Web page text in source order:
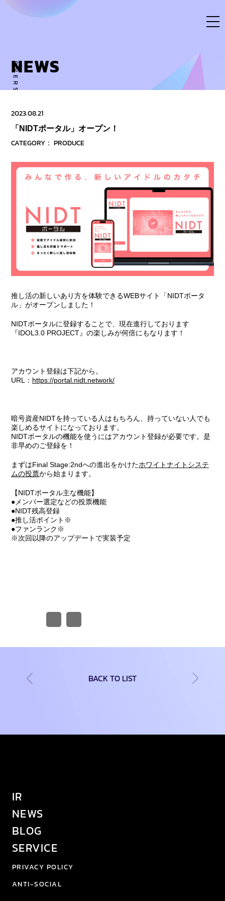
Skip
OVERSE ACTIVITY TO NEW DIMENSION
NEWS
2023.08.21
「NIDTポータル」オープン！
CATEGORY： PRODUCE
推し活の新しいあり方を体験できるWEBサイト「NIDTポータ
ル」がオープンしました！
NIDTポータルに登録することで、現在進行しております
『IDOL3.0 PROJECT』の楽しみが何倍にもなります！
アカウント登録は下記から。
URL： https://portal.nidt.network/
暗号資産NIDTを持っている人はもちろん、持っていない人でも
楽しめるサイトになっております。
NIDTポータルの機能を使うにはアカウント登録が必要です。是
非早めのご登録を！
まずはFinal Stage:2ndへの進出をかけたホワイトナイトシステ
ムの投票から始まります。
【NIDTポータル主な機能】
●メンバー選定などの投票機能
●NIDT残高登録
●推し活ポイント※
●ファンランク※
※次回以降のアップデートで実装予定
BACK TO LIST
IR
NEWS
BLOG
SERVICE
PRIVACY POLICY
ANTI-SOCIAL